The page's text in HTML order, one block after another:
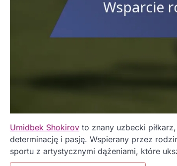
Umidbek Shokirov to znany uzbecki
determinację i pasję. Wspierany przez
sportu z artystycznymi dążeniami, które